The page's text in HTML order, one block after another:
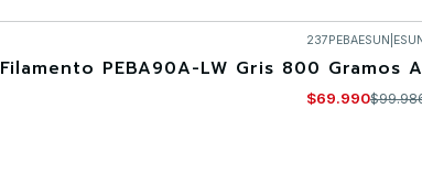
237PEBAESUN ESUN
Filamento PEBA90A-LW Gris 800 Gramos
$69.990